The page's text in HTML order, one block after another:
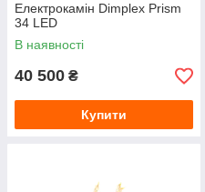
Електрокамін Dimplex Prism
34 LED
В наявності
40 500 ₴
Купити